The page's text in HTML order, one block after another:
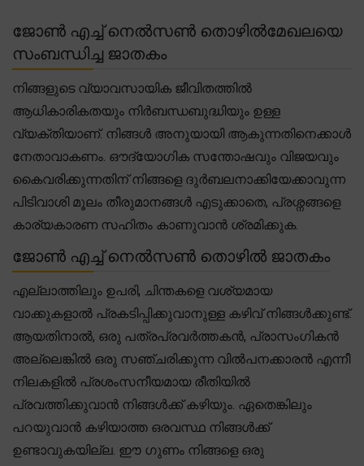
ജോൺ എച്ച് നെൽസൺ തൊഴിൽമേഖലയെ
സംബന്ധിച്ച ജാതകം
നിങ്ങളുടെ വ്യാവസായിക ജീവിതത്തിൽ
ആധികാരികതയും നിർബന്ധബുദ്ധിയും ഉള്ള
വ്യക്തിയാണ്. നിങ്ങൾ അനുയായി ആകുന്നതിനെക്കാൾ
നേതാവാകണം. ഔദ്യോഗിക സന്തോഷവും വിജയവും
കൈവരിക്കുന്നതിന് നിങ്ങളെ ദുർബലനാക്കിയേക്കാവുന്ന
പിടിവാശി മൂലം തീരുമാനങ്ങൾ എടുക്കാതെ, പ്രശ്നങ്ങളെ
കാര്യകാരണ സഹിതം കാണുവാൻ ശ്രമിക്കുക.
ജോൺ എച്ച് നെൽസൺ തൊഴിൽ ജാതകം
എല്ലാത്തിലും ഉപരി, ചിന്തകളെ വശ്യമായ
വാക്കുകളാൽ പ്രകടിപ്പിക്കുവാനുള്ള കഴിവ് നിങ്ങൾക്കുണ്ട്.
ആയതിനാൽ, ഒരു പത്രപ്രവർത്തകൻ, പ്രാസംഗികൻ
അല്ലെങ്കിൽ ഒരു സഞ്ചരിക്കുന്ന വിൽപനക്കാരൻ എന്നീ
നിലകളിൽ പ്രശംസനീയമായ രീതിയിൽ
പ്രവത്തിക്കുവാൻ നിങ്ങൾക്ക് കഴിയും. ഏതെങ്കിലും
പറയുവാൻ കഴിയാത്ത ഒരവസ്ഥ നിങ്ങൾക്ക്
ഉണ്ടാവുകയില്ല. ഈ ഗുണം നിങ്ങളെ ഒരു